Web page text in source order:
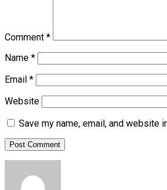
Comment *
Name *
Email *
Website
Save my name, email, and website